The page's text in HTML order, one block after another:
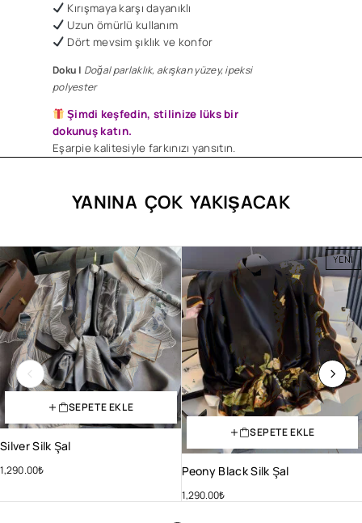
​Kırışmaya karşı dayanıklı
Uzun ömürlü kullanım
Dört mevsim şıklık ve konfor
Doku | Doğal parlaklık, akışkan yüzey, ipeksi
polyester
Şimdi keşfedin, stilinize lüks bir
dokunuş katın.
Eşarpie kalitesiyle farkınızı yansıtın.
YANINA ÇOK YAKIŞACAK
SEPETE EKLE
Silver Silk Şal
1,290.00₺
YENI
SEPETE EKLE
Peony Black Silk Şal
1,290.00₺